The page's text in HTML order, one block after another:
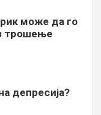
може да го
трошење
депресија?